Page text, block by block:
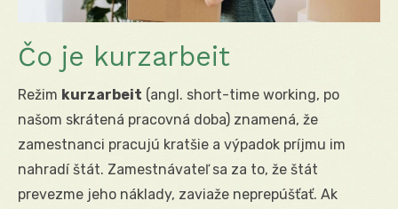
Čo je kurzarbeit
Režim kurzarbeit (angl. short-time working, po
našom skrátená pracovná doba) znamená, že
zamestnanci pracujú kratšie a výpadok príjmu im
nahradí štát. Zamestnávateľ sa za to, že štát
prevezme jeho náklady, zaviaže neprepúšťať. Ak